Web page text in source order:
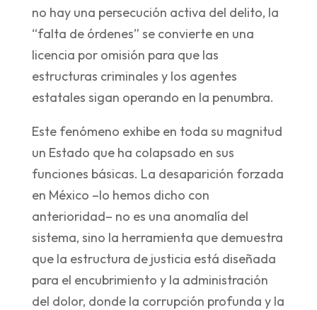
no hay una persecución activa del delito, la
“falta de órdenes” se convierte en una
licencia por omisión para que las
estructuras criminales y los agentes
estatales sigan operando en la penumbra.
Este fenómeno exhibe en toda su magnitud
un Estado que ha colapsado en sus
funciones básicas. La desaparición forzada
en México –lo hemos dicho con
anterioridad– no es una anomalía del
sistema, sino la herramienta que demuestra
que la estructura de justicia está diseñada
para el encubrimiento y la administración
del dolor, donde la corrupción profunda y la